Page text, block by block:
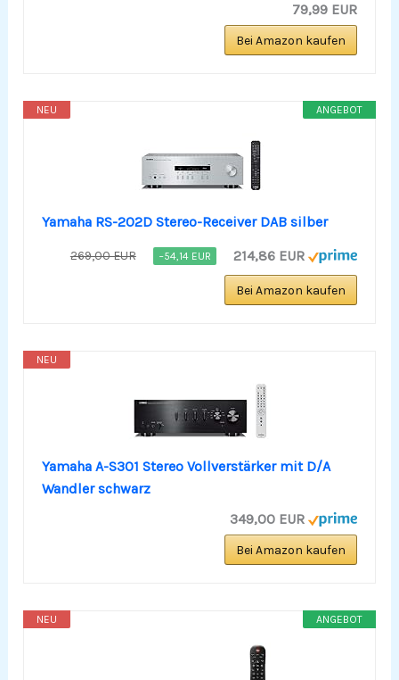
79,99 EUR
Bei Amazon kaufen
ANGEBOT
NEU
Yamaha RS-202D Stereo-Receiver DAB silber
269,00 EUR −54,14 EUR 214,86 EUR
Bei Amazon kaufen
NEU
Yamaha A-S301 Stereo Vollverstärker mit D/A
Wandler schwarz
349,00 EUR
Bei Amazon kaufen
ANGEBOT
NEU